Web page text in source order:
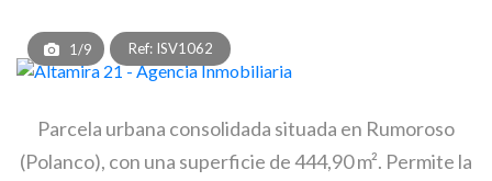
1/9 Ref: ISV1062
Parcela urbana consolidada situada en Rumoroso
(Polanco), con una superficie de 444,90 m². Permite la